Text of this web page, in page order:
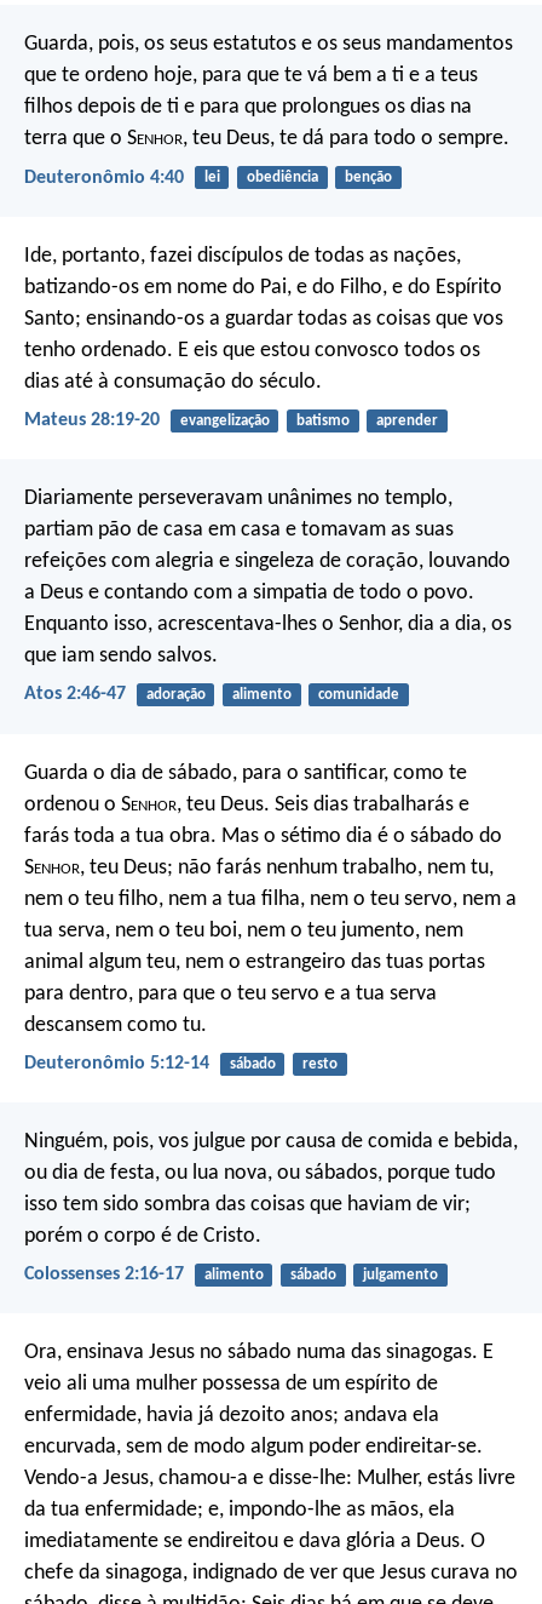
Guarda, pois, os seus estatutos e os seus mandamentos
que te ordeno hoje, para que te vá bem a ti e a teus
filhos depois de ti e para que prolongues os dias na
terra que o Senhor, teu Deus, te dá para todo o sempre.
Deuteronômio 4:40 lei obediência benção
Ide, portanto, fazei discípulos de todas as nações,
batizando-os em nome do Pai, e do Filho, e do Espírito
Santo; ensinando-os a guardar todas as coisas que vos
tenho ordenado. E eis que estou convosco todos os
dias até à consumação do século.
Mateus 28:19-20 evangelização batismo aprender
Diariamente perseveravam unânimes no templo,
partiam pão de casa em casa e tomavam as suas
refeições com alegria e singeleza de coração, louvando
a Deus e contando com a simpatia de todo o povo.
Enquanto isso, acrescentava-lhes o Senhor, dia a dia, os
que iam sendo salvos.
Atos 2:46-47 adoração alimento comunidade
Guarda o dia de sábado, para o santificar, como te
ordenou o Senhor, teu Deus. Seis dias trabalharás e
farás toda a tua obra. Mas o sétimo dia é o sábado do
Senhor, teu Deus; não farás nenhum trabalho, nem tu,
nem o teu filho, nem a tua filha, nem o teu servo, nem a
tua serva, nem o teu boi, nem o teu jumento, nem
animal algum teu, nem o estrangeiro das tuas portas
para dentro, para que o teu servo e a tua serva
descansem como tu.
Deuteronômio 5:12-14 sábado resto
Ninguém, pois, vos julgue por causa de comida e bebida,
ou dia de festa, ou lua nova, ou sábados, porque tudo
isso tem sido sombra das coisas que haviam de vir;
porém o corpo é de Cristo.
Colossenses 2:16-17 alimento sábado julgamento
Ora, ensinava Jesus no sábado numa das sinagogas. E
veio ali uma mulher possessa de um espírito de
enfermidade, havia já dezoito anos; andava ela
encurvada, sem de modo algum poder endireitar-se.
Vendo-a Jesus, chamou-a e disse-lhe: Mulher, estás livre
da tua enfermidade; e, impondo-lhe as mãos, ela
imediatamente se endireitou e dava glória a Deus. O
chefe da sinagoga, indignado de ver que Jesus curava no